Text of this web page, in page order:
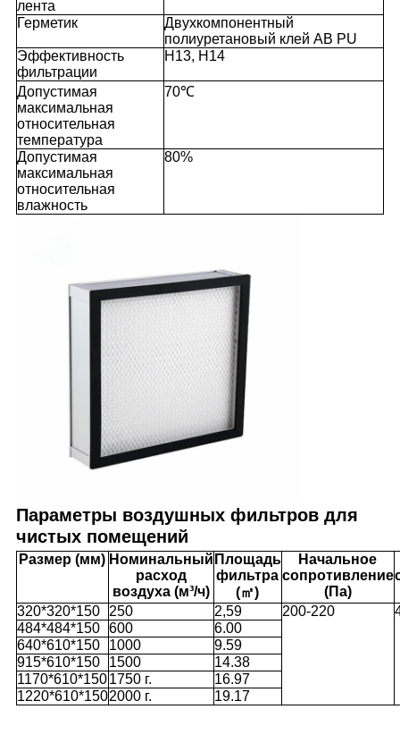
лента
Герметик
Двухкомпонентный
полиуретановый клей AB PU
Эффективность
фильтрации
Н13, Н14
Допустимая
максимальная
относительная
температура
70℃
Допустимая
максимальная
относительная
влажность
80%
Параметры воздушных фильтров для
чистых помещений
Размер (мм) Номинальный
расход
воздуха (м³/ч)
Площадь
фильтра
(㎡)
Начальное
сопротивление
(Па)
320*320*150 250 2,59 200-220
484*484*150 600
6.00
640*610*150
1000
9.59
915*610*150
1500
14.38
1170*610*1501750 г.
16.97
1220*610*1502000 г. 19.17